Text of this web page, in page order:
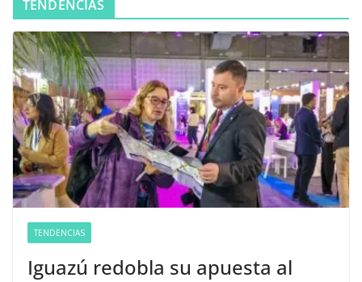
TENDENCIAS
TENDENCIAS
Iguazú redobla su apuesta al